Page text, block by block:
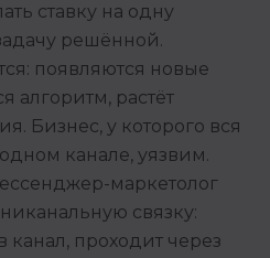
ставку на одну
решённой.
появляются новые
алгоритм, растёт
Бизнес, у которого вся
канале, уязвим.
маркетолог
связку:
проходит через